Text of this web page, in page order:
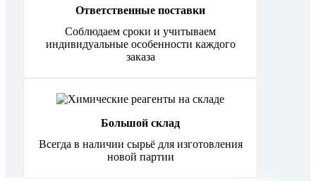
Ответственные поставки
Соблюдаем сроки и учитываем
индивидуальные особенности каждого
заказа
Большой склад
Всегда в наличии сырьё для изготовления
новой партии